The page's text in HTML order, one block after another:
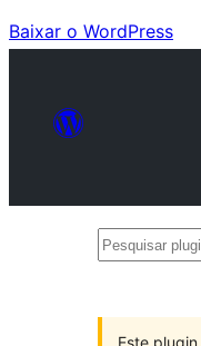
Baixar o WordPress
Pesquisar
Este plugin